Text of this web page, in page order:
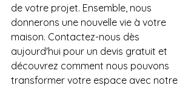
de votre projet. Ensemble, nous
donnerons une nouvelle vie à votre
maison. Contactez-nous dès
aujourd'hui pour un devis gratuit et
découvrez comment nous pouvons
transformer votre espace avec notre